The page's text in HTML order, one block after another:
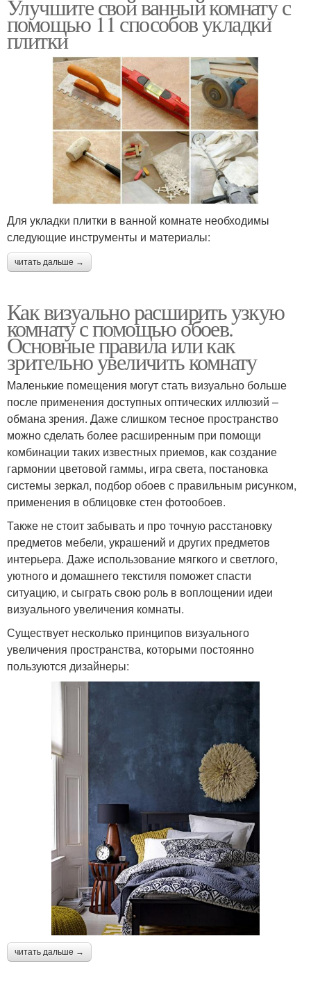
Улучшите свой ванный комнату с
помощью 11 способов укладки
плитки
Для укладки плитки в ванной комнате необходимы
следующие инструменты и материалы:
читать дальше →
Как визуально расширить узкую
комнату с помощью обоев.
Основные правила или как
зрительно увеличить комнату
Маленькие помещения могут стать визуально больше
после применения доступных оптических иллюзий –
обмана зрения. Даже слишком тесное пространство
можно сделать более расширенным при помощи
комбинации таких известных приемов, как создание
гармонии цветовой гаммы, игра света, постановка
системы зеркал, подбор обоев с правильным рисунком,
применения в облицовке стен фотообоев.
Также не стоит забывать и про точную расстановку
предметов мебели, украшений и других предметов
интерьера. Даже использование мягкого и светлого,
уютного и домашнего текстиля поможет спасти
ситуацию, и сыграть свою роль в воплощении идеи
визуального увеличения комнаты.
Существует несколько принципов визуального
увеличения пространства, которыми постоянно
пользуются дизайнеры:
читать дальше →